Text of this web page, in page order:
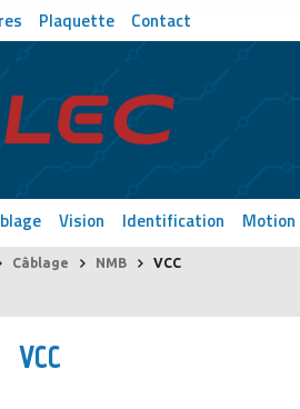
Plaquette Contact
Vision Identification Motion
Câblage NMB VCC
VCC